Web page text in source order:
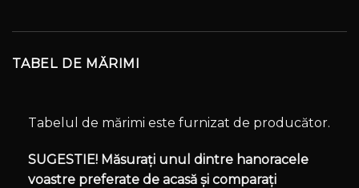
TABEL DE MĂRIMI
Tabelul de mărimi este furnizat de producător.
SUGESTIE! Măsurați unul dintre hanoracele
voastre preferate de acasă și comparați